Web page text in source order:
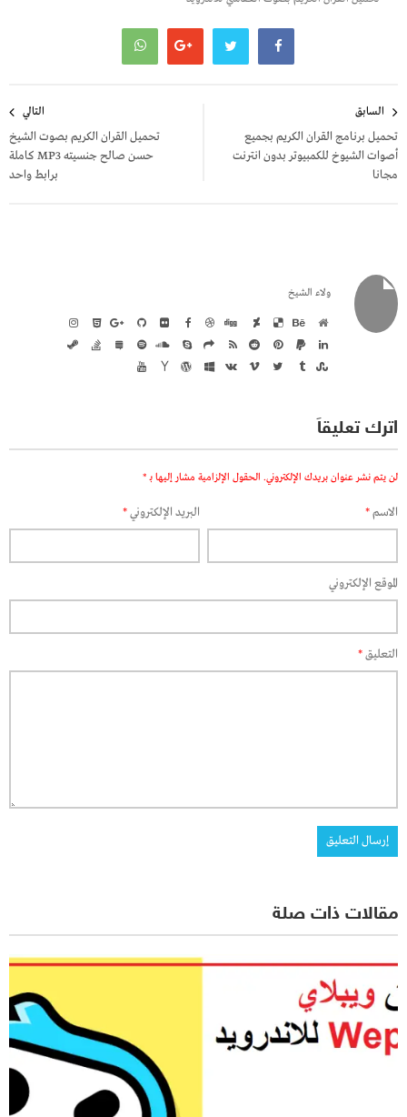
المقالات
السابق
تحميل برنامج القران الكريم بجميع
أصوات الشيوخ للكمبيوتر بدون انترنت
مجانا
التالي
تحميل القران الكريم بصوت الشيخ
حسن صالح جنسيته MP3 كاملة
برابط واحد
ولاء الشيخ
اترك تعليقاً
لن يتم نشر عنوان بريدك الإلكتروني. الحقول الإلزامية مشار إليها بـ *
الاسم* البريد الإلكتروني*
الموقع الإلكتروني
التعليق*
مقالات ذات صلة